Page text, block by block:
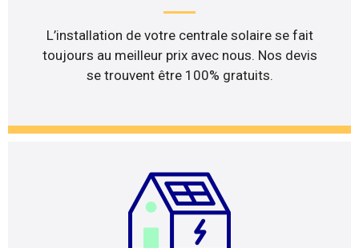
L’installation de votre centrale solaire se fait
toujours au meilleur prix avec nous. Nos devis
se trouvent être 100% gratuits.